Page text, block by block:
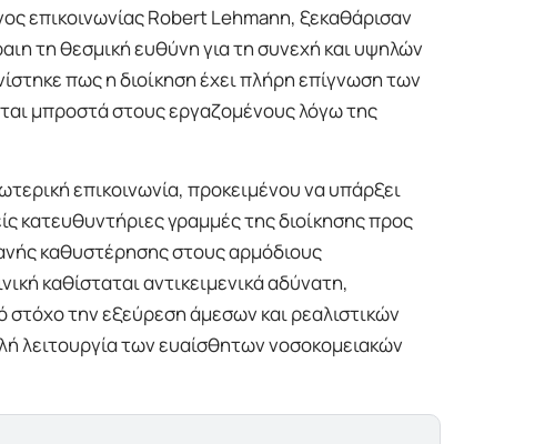
επικοινωνίας Robert Lehmann, ξεκαθάρισαν
τη θεσμική ευθύνη για τη συνεχή και υψηλών
πως η διοίκηση έχει πλήρη επίγνωση των
μπροστά στους εργαζομένους λόγω της
επικοινωνία, προκειμένου να υπάρξει
κατευθυντήριες γραμμές της διοίκησης προς
καθυστέρησης στους αρμόδιους
καθίσταται αντικειμενικά αδύνατη,
στόχο την εξεύρεση άμεσων και ρεαλιστικών
λειτουργία των ευαίσθητων νοσοκομειακών